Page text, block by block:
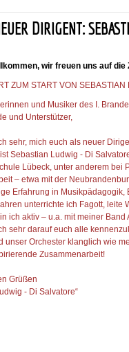
DIRIGENT:
wir freuen uns auf die
ZUM START VON SEBASTIAN
und Musiker des I.
und Unterstützer,
sehr, mich euch als neuer
Sebastian Ludwig - Di
Lübeck, unter anderem bei
– etwa mit der
Erfahrung in Musikpädagogik,
unterrichte ich Fagott, leite
ich aktiv – u.a. mit meiner
sehr darauf euch alle
unser Orchester klanglich wie
Zusammenarbeit!
Grüßen
- Di Salvatore“